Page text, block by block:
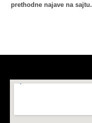
prethodne najave na sajtu.